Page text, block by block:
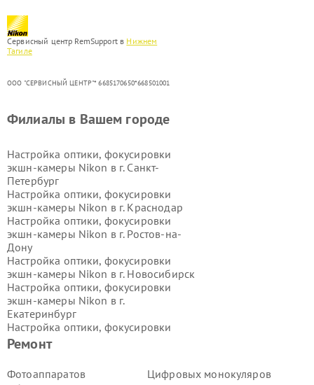
Сервисный центр RemSupport в Нижнем
Тагиле
ООО "СЕРВИСНЫЙ ЦЕНТР"* 6685170650*668501001
Ремонт
Фотоаппаратов
Цифровых монокуляров
Филиалы в Вашем городе
Настройка оптики, фокусировки
экшн-камеры Nikon в г. Санкт-
Петербург
Настройка оптики, фокусировки
экшн-камеры Nikon в г. Краснодар
Настройка оптики, фокусировки
экшн-камеры Nikon в г. Ростов-на-
Дону
Настройка оптики, фокусировки
экшн-камеры Nikon в г. Новосибирск
Настройка оптики, фокусировки
экшн-камеры Nikon в г.
Екатеринбург
Настройка оптики, фокусировки
экшн-камеры Nikon в г.
экшн-камеры Nikon в г.
Воронеж
Настройка оптики, фокусировки